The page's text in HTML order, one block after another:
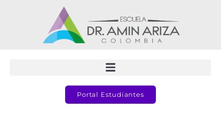
Portal Estudiantes